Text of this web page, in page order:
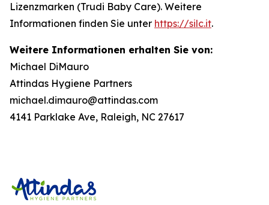
Lizenzmarken (Trudi Baby Care). Weitere
Informationen finden Sie unter https://silc.it.
Weitere Informationen erhalten Sie von:
Michael DiMauro
Attindas Hygiene Partners
michael.dimauro@attindas.com
4141 Parklake Ave, Raleigh, NC 27617